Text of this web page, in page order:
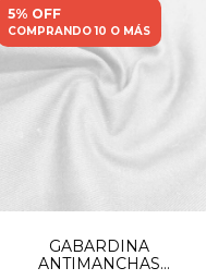
5% OFF
COMPRANDO 10 O MÁS
GABARDINA
ANTIMANCHAS